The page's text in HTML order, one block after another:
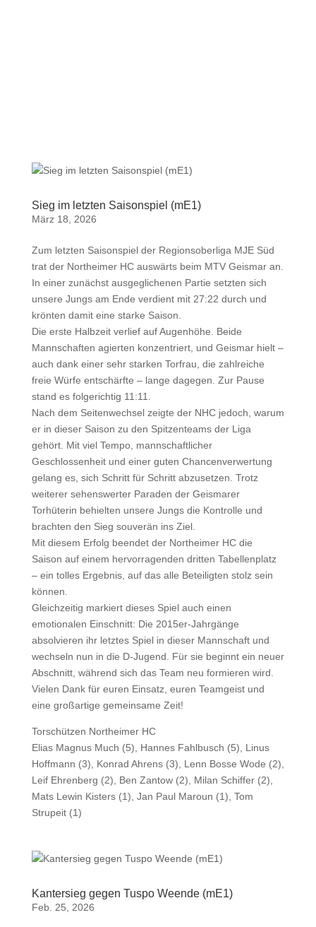
Sieg im letzten Saisonspiel (mE1)
März 18, 2026
Zum letzten Saisonspiel der Regionsoberliga MJE Süd
trat der Northeimer HC auswärts beim MTV Geismar an.
In einer zunächst ausgeglichenen Partie setzten sich
unsere Jungs am Ende verdient mit 27:22 durch und
krönten damit eine starke Saison.
Die erste Halbzeit verlief auf Augenhöhe. Beide
Mannschaften agierten konzentriert, und Geismar hielt –
auch dank einer sehr starken Torfrau, die zahlreiche
freie Würfe entschärfte – lange dagegen. Zur Pause
stand es folgerichtig 11:11.
Nach dem Seitenwechsel zeigte der NHC jedoch, warum
er in dieser Saison zu den Spitzenteams der Liga
gehört. Mit viel Tempo, mannschaftlicher
Geschlossenheit und einer guten Chancenverwertung
gelang es, sich Schritt für Schritt abzusetzen. Trotz
weiterer sehenswerter Paraden der Geismarer
Torhüterin behielten unsere Jungs die Kontrolle und
brachten den Sieg souverän ins Ziel.
Mit diesem Erfolg beendet der Northeimer HC die
Saison auf einem hervorragenden dritten Tabellenplatz
– ein tolles Ergebnis, auf das alle Beteiligten stolz sein
können.
Gleichzeitig markiert dieses Spiel auch einen
emotionalen Einschnitt: Die 2015er‑Jahrgänge
absolvieren ihr letztes Spiel in dieser Mannschaft und
wechseln nun in die D‑Jugend. Für sie beginnt ein neuer
Abschnitt, während sich das Team neu formieren wird.
Vielen Dank für euren Einsatz, euren Teamgeist und
eine großartige gemeinsame Zeit!
Torschützen Northeimer HC
Elias Magnus Much (5), Hannes Fahlbusch (5), Linus
Hoffmann (3), Konrad Ahrens (3), Lenn Bosse Wode (2),
Leif Ehrenberg (2), Ben Zantow (2), Milan Schiffer (2),
Mats Lewin Kisters (1), Jan Paul Maroun (1), Tom
Strupeit (1)
Kantersieg gegen Tuspo Weende (mE1)
Feb. 25, 2026